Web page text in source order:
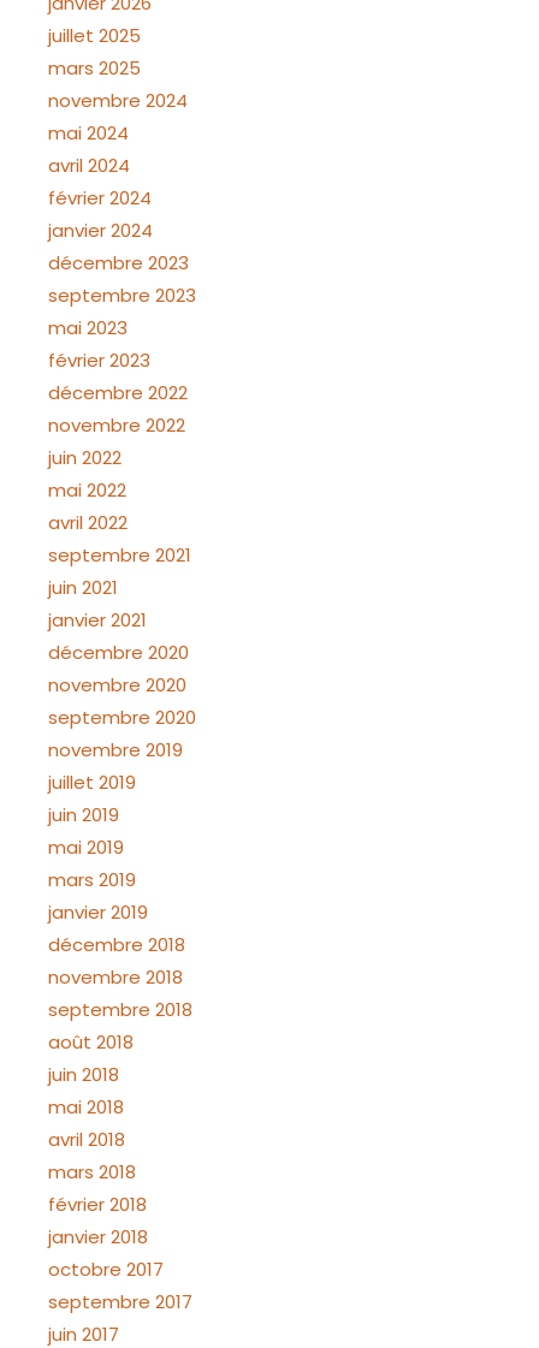
juillet 2025
mars 2025
novembre 2024
mai 2024
avril 2024
février 2024
janvier 2024
décembre 2023
septembre 2023
mai 2023
février 2023
décembre 2022
novembre 2022
juin 2022
mai 2022
avril 2022
septembre 2021
juin 2021
janvier 2021
décembre 2020
novembre 2020
septembre 2020
novembre 2019
juillet 2019
juin 2019
mai 2019
mars 2019
janvier 2019
décembre 2018
novembre 2018
septembre 2018
août 2018
juin 2018
mai 2018
avril 2018
mars 2018
février 2018
janvier 2018
octobre 2017
septembre 2017
juin 2017